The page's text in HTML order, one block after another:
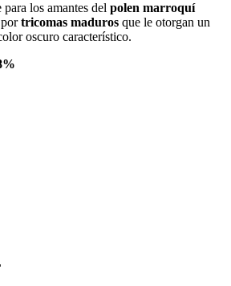
los amantes del polen marroquí
tricomas maduros que le otorgan un
oscuro característico.